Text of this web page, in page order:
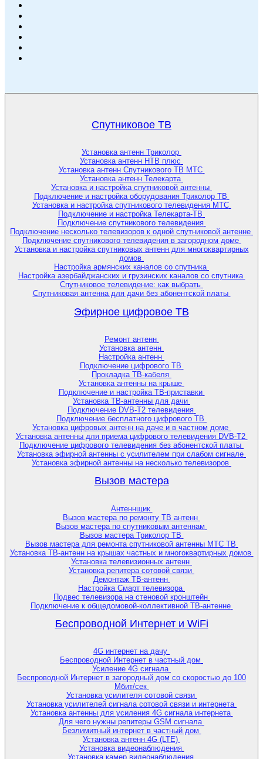
Спутниковое ТВ
Установка антенн Триколор
Установка антенн НТВ плюс
Установка антенн Спутникового ТВ МТС
Установка антенн Телекарта
Установка и настройка спутниковой антенны
Подключение и настройка оборудования Триколор ТВ
Установка и настройка спутникового телевидения МТС
Подключение и настройка Телекарта-ТВ
Подключение спутникового телевидения
Подключение несколько телевизоров к одной спутниковой антенне
Подключение спутникового телевидения в загородном доме
Установка и настройка спутниковых антенн для многоквартирных
домов
Настройка армянских каналов со спутника
Настройка азербайджанских и грузинских каналов со спутника
Спутниковое телевидение: как выбрать
Спутниковая антенна для дачи без абонентской платы
Эфирное цифровое ТВ
Ремонт антенн
Установка антенн
Настройка антенн
Подключение цифрового ТВ
Прокладка ТВ-кабеля
Установка антенны на крыше
Подключение и настройка ТВ-приставки
Установка ТВ-антенны для дачи
Подключение DVB-T2 телевидения
Подключение бесплатного цифрового ТВ
Установка цифровых антенн на даче и в частном доме
Установка антенны для приема цифрового телевидения DVB-T2
Подключение цифрового телевидения без абонентской платы
Установка эфирной антенны с усилителем при слабом сигнале
Установка эфирной антенны на несколько телевизоров
Вызов мастера
Антеннщик
Вызов мастера по ремонту ТВ антенн
Вызов мастера по спутниковым антеннам
Вызов мастера Триколор ТВ
Вызов мастера для ремонта спутниковой антенны МТС ТВ
Установка ТВ-антенн на крышах частных и многоквартирных домов
Установка телевизионных антенн
Установка репитера сотовой связи
Демонтаж ТВ-антенн
Настройка Смарт телевизора
Подвес телевизора на стеновой кронштейн
Подключение к общедомовой-коллективной ТВ-антенне
Беспроводной Интернет и WiFi
4G интернет на дачу
Беспроводной Интернет в частный дом
Усиление 4G сигнала
Беспроводной Интернет в загородный дом со скоростью до 100
Мбит/сек
Установка усилителя сотовой связи
Установка усилителей сигнала сотовой связи и интернета
Установка антенны для усиления 4G сигнала интернета
Для чего нужны репитеры GSM сигнала
Безлимитный интернет в частный дом
Установка антенн 4G (LTE)
Установка видеонаблюдения
Установка камер видеонаблюдения